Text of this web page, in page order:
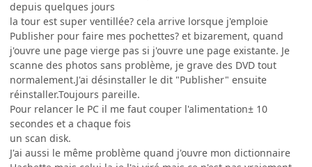
depuis quelques jours
la tour est super ventillée? cela arrive lorsque j'emploie
Publisher pour faire mes pochettes? et bizarement, quand
j'ouvre une page vierge pas si j'ouvre une page existante. Je
scanne des photos sans problème, je grave des DVD tout
normalement.J'ai désinstaller le dit "Publisher" ensuite
réinstaller.Toujours pareille.
Pour relancer le PC il me faut couper l'alimentation± 10
secondes et a chaque fois
un scan disk.
J'ai aussi le même problème quand j'ouvre mon dictionnaire